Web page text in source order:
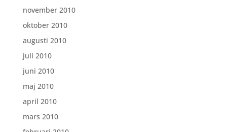
november 2010
oktober 2010
augusti 2010
juli 2010
juni 2010
maj 2010
april 2010
mars 2010